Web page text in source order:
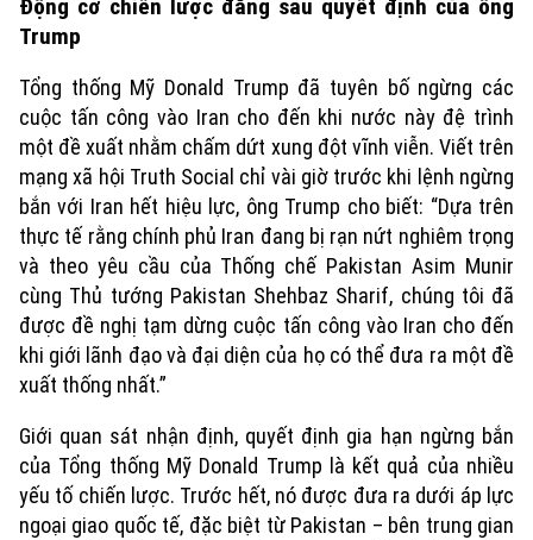
Động cơ chiến lược đằng sau quyết định của ông
Trump
Tổng thống Mỹ Donald Trump đã tuyên bố ngừng các
cuộc tấn công vào Iran cho đến khi nước này đệ trình
một đề xuất nhằm chấm dứt xung đột vĩnh viễn. Viết trên
mạng xã hội Truth Social chỉ vài giờ trước khi lệnh ngừng
bắn với Iran hết hiệu lực, ông Trump cho biết: “Dựa trên
thực tế rằng chính phủ Iran đang bị rạn nứt nghiêm trọng
và theo yêu cầu của Thống chế Pakistan Asim Munir
cùng Thủ tướng Pakistan Shehbaz Sharif, chúng tôi đã
được đề nghị tạm dừng cuộc tấn công vào Iran cho đến
khi giới lãnh đạo và đại diện của họ có thể đưa ra một đề
xuất thống nhất.”
Giới quan sát nhận định, quyết định gia hạn ngừng bắn
của Tổng thống Mỹ Donald Trump là kết quả của nhiều
yếu tố chiến lược. Trước hết, nó được đưa ra dưới áp lực
ngoại giao quốc tế, đặc biệt từ Pakistan – bên trung gian